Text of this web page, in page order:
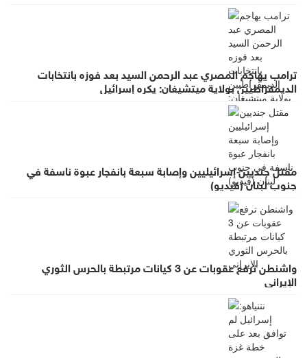
ترامب يهاجم المصري عبد الرحمن السيد بعد فوزه بانتخابات
الديمقراطيين بولاية ميتشيغان: يكره إسرائيل
مقتل جنديين إسرائيليين وإصابة سبعة بانفجار عبوة ناسفة في
جنوب لبنان (فيديو)
واشنطن ترفع عقوبات عن 3 كيانات مرتبطة بالحرس الثوري
الإيراني